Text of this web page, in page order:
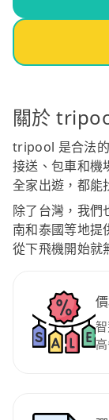
關於
tripool 是合法
接送、包車和機
全家出遊，都能
除了台灣，我們
南和泰國等地提
從下飛機開始就